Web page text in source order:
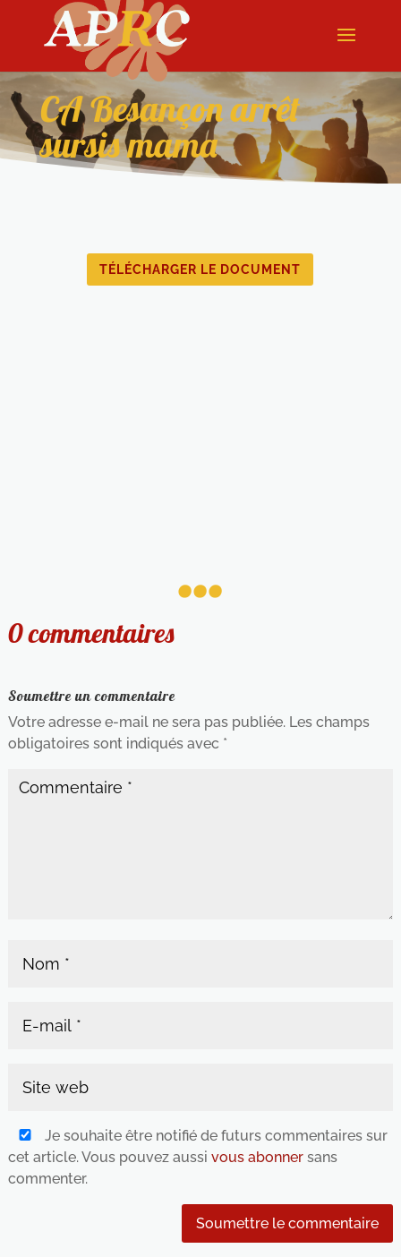
CA Besançon arrêt
sursis mama
TÉLÉCHARGER LE DOCUMENT
...
0 commentaires
Soumettre un commentaire
Votre adresse e-mail ne sera pas publiée. Les champs
obligatoires sont indiqués avec *
Je souhaite être notifié de futurs commentaires sur
cet article. Vous pouvez aussi vous abonnersans
commenter.
Soumettre le commentaire